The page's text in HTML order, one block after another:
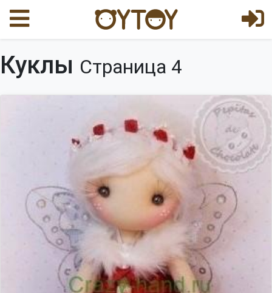
Куклы Страница 4